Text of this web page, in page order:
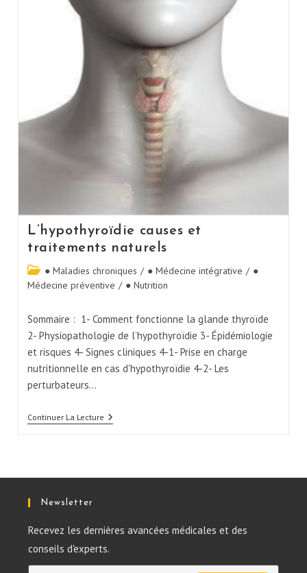
L’hypothyroïdie causes et
traitements naturels
● Maladies chroniques / ● Médecine intégrative / ●
Médecine préventive / ● Nutrition
Sommaire : 1- Comment fonctionne la glande thyroïde
2- Physiopathologie de l’hypothyroïdie 3- Épidémiologie
et risques 4- Signes cliniques 4-1- Prise en charge
nutritionnelle en cas d'hypothyroïdie 4-2- Les
perturbateurs…
Continuer La Lecture
Newsletter
Recevez les dernières avancées médicales et des
conseils d'experts.